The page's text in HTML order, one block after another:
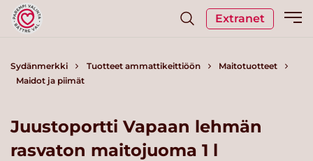
Extranet
Sydänmerkki Tuotteet ammattikeittiöön
Maitotuotteet
Maidot ja piimät
Juustoportti Vapaan lehmän
rasvaton maitojuoma 1 l